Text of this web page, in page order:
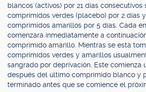
blancos (activos) por 21 días consecutivos
comprimidos verdes (placebo) por 2 días
comprimidos amarillos por 5 días. Cada
comenzará inmediatamente a
comprimido amarillo. Mientras se está
comprimidos verdes y amarillos
sangrado por deprivación. Este comienza
después del último comprimido blanco y
terminado antes que se comience el